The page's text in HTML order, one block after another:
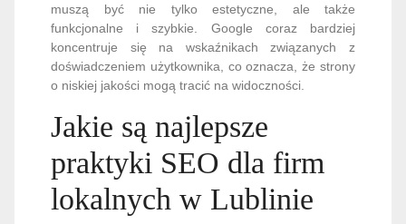
muszą być nie tylko estetyczne, ale także
funkcjonalne i szybkie. Google coraz bardziej
koncentruje się na wskaźnikach związanych z
doświadczeniem użytkownika, co oznacza, że strony
o niskiej jakości mogą tracić na widoczności.
Jakie są najlepsze
praktyki SEO dla firm
lokalnych w Lublinie